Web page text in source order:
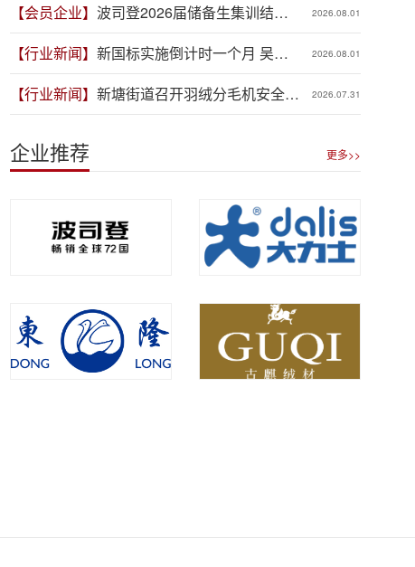
【会员企业】 波司登2026届储备生集训结
营，青春力量赋能品牌新程
2026.08.01
【行业新闻】 新国标实施倒计时一个月 吴川
羽绒企业集体“抢跑”新规
2026.08.01
【行业新闻】 新塘街道召开羽绒分毛机安全生
产专项整治推进会
2026.07.31
企业推荐 更多>>